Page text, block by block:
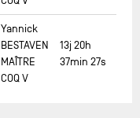
Yannick
BESTAVEN
MAÎTRE
COQ V
13j 20h
37min 27s